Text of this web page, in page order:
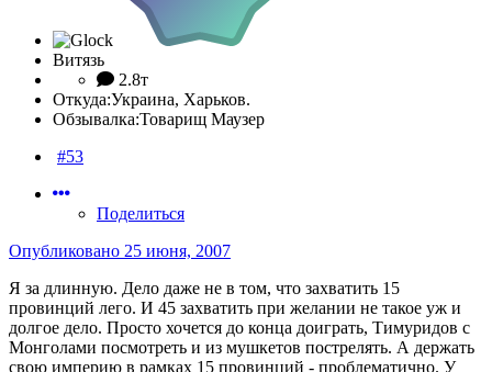
Витязь
2.8т
Откуда:Украина, Харьков.
Обзывалка:Товарищ Маузер
#53
Поделиться
Опубликовано 25 июня, 2007
Я за длинную. Дело даже не в том, что захватить 15
провинций лего. И 45 захватить при желании не такое уж и
долгое дело. Просто хочется до конца доиграть, Тимуридов с
Монголами посмотреть и из мушкетов пострелять. А держать
свою империю в рамках 15 провинций - проблематично. У